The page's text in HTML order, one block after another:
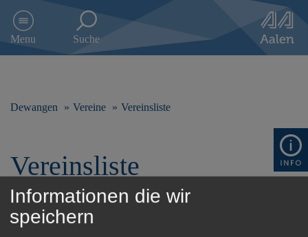
e
n
Menu Suche
Dewangen Vereine Vereinsliste
Vereinsliste
Alle
Informationen die wir
speichern